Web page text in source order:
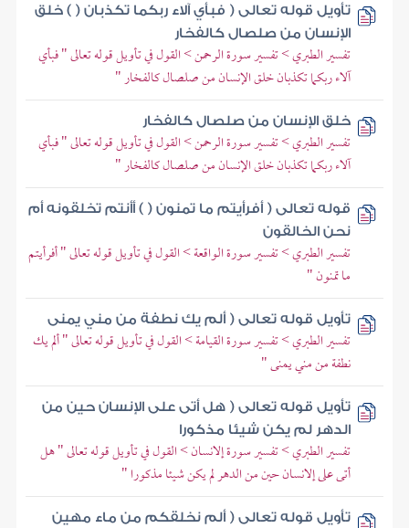
تأويل قوله تعالى ( فبأي آلاء ربكما تكذبان ( ) خلق
الإنسان من صلصال كالفخار
تفسير الطبري > تفسير سورة الرحمن > القول في تأويل قوله تعالى " فبأي
آلاء ربكما تكذبان خلق الإنسان من صلصال كالفخار "
خلق الإنسان من صلصال كالفخار
تفسير الطبري > تفسير سورة الرحمن > القول في تأويل قوله تعالى " فبأي
آلاء ربكما تكذبان خلق الإنسان من صلصال كالفخار "
قوله تعالى ( أفرأيتم ما تمنون ( ) أأنتم تخلقونه أم
نحن الخالقون
تفسير الطبري > تفسير سورة الواقعة > القول في تأويل قوله تعالى " أفرأيتم
ما تمنون "
تأويل قوله تعالى ( ألم يك نطفة من مني يمنى
تفسير الطبري > تفسير سورة القيامة > القول في تأويل قوله تعالى " ألم يك
نطفة من مني يمنى "
تأويل قوله تعالى ( هل أتى على الإنسان حين من
الدهر لم يكن شيئا مذكورا
تفسير الطبري > تفسير سورة إلانسان > القول في تأويل قوله تعالى " هل
أتى على إلانسان حين من الدهر لم يكن شيئا مذكورا "
تأويل قوله تعالى ( ألم نخلقكم من ماء مهين